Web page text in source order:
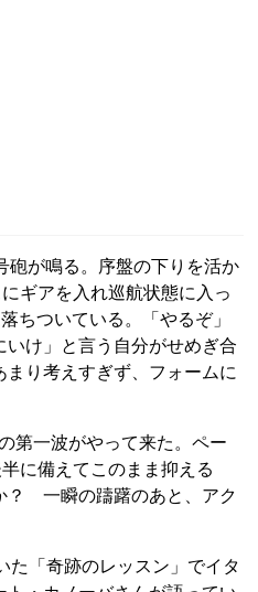
が鳴る。序盤の下りを活か
ギアを入れ巡航状態に入っ
ちついている。「やるぞ」
け」と言う自分がせめぎ合
り考えすぎず、フォームに
第一波がやって来た。ペー
に備えてこのまま抑える
？ 一瞬の躊躇のあと、アク
「奇跡のレッスン」でイタ